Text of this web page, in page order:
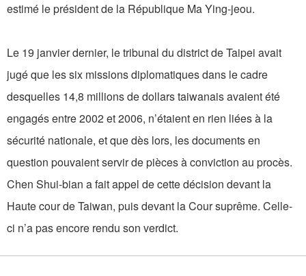
estimé le président de la République Ma Ying-jeou.
Le 19 janvier dernier, le tribunal du district de Taipei avait
jugé que les six missions diplomatiques dans le cadre
desquelles 14,8 millions de dollars taiwanais avaient été
engagés entre 2002 et 2006, n’étaient en rien liées à la
sécurité nationale, et que dès lors, les documents en
question pouvaient servir de pièces à conviction au procès.
Chen Shui-bian a fait appel de cette décision devant la
Haute cour de Taiwan, puis devant la Cour suprême. Celle-
ci n’a pas encore rendu son verdict.